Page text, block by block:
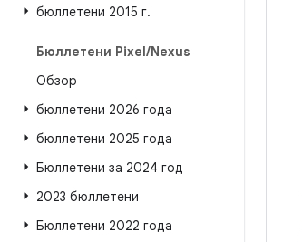
бюллетени 2015 г.
Бюллетени Pixel/Nexus
Обзор
бюллетени 2026 года
бюллетени 2025 года
Бюллетени за 2024 год
2023 бюллетени
Бюллетени 2022 года